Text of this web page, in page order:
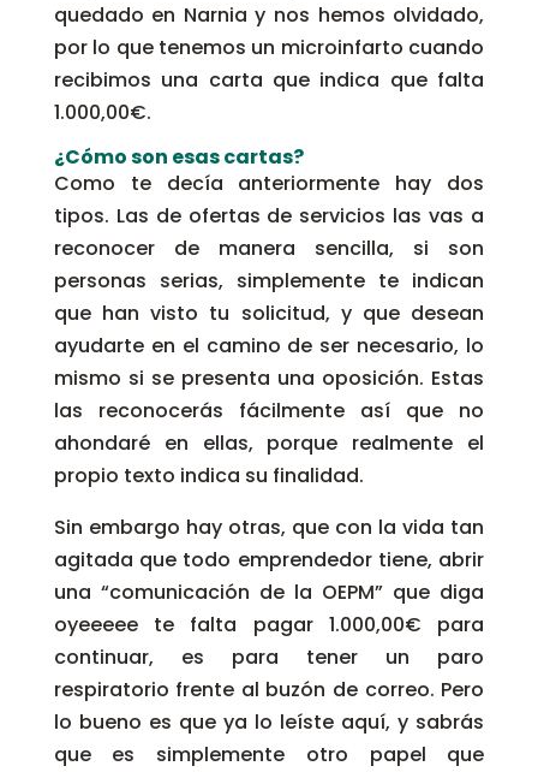
quedado en Narnia y nos hemos olvidado,
por lo que tenemos un microinfarto cuando
recibimos una carta que indica que falta
1.000,00€.
¿Cómo son esas cartas?
Como te decía anteriormente hay dos
tipos. Las de ofertas de servicios las vas a
reconocer de manera sencilla, si son
personas serias, simplemente te indican
que han visto tu solicitud, y que desean
ayudarte en el camino de ser necesario, lo
mismo si se presenta una oposición. Estas
las reconocerás fácilmente así que no
ahondaré en ellas, porque realmente el
propio texto indica su finalidad.
Sin embargo hay otras, que con la vida tan
agitada que todo emprendedor tiene, abrir
una “comunicación de la OEPM” que diga
oyeeeee te falta pagar 1.000,00€ para
continuar, es para tener un paro
respiratorio frente al buzón de correo. Pero
lo bueno es que ya lo leíste aquí, y sabrás
que es simplemente otro papel que